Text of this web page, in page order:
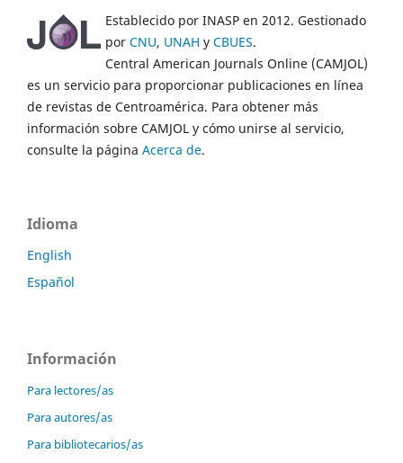
Establecido por INASP en 2012. Gestionado
por CNU, UNAH y CBUES.
Central American Journals Online (CAMJOL)
es un servicio para proporcionar publicaciones en línea
de revistas de Centroamérica. Para obtener más
información sobre CAMJOL y cómo unirse al servicio,
consulte la página Acerca de.
Idioma
English
Español
Información
Para lectores/as
Para autores/as
Para bibliotecarios/as